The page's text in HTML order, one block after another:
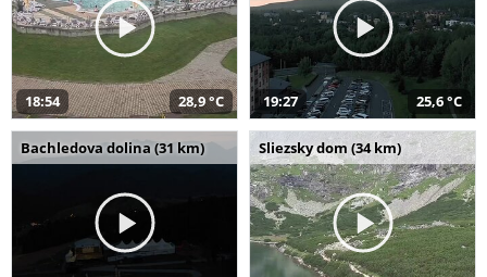
18:54 28,9 °C 19:27 25,6 °C
Bachledova dolina (31 km) Sliezsky dom (34 km)